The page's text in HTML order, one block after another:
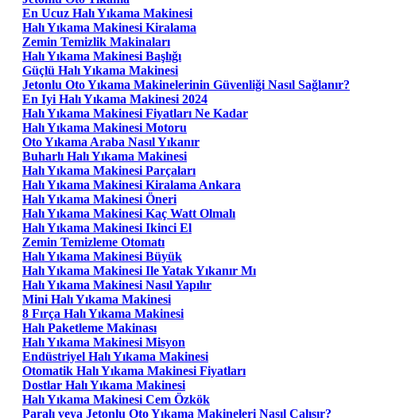
En Ucuz Halı Yıkama Makinesi
Halı Yıkama Makinesi Kiralama
Zemin Temizlik Makinaları
Halı Yıkama Makinesi Başlığı
Güçlü Halı Yıkama Makinesi
Jetonlu Oto Yıkama Makinelerinin Güvenliği Nasıl Sağlanır?
En Iyi Halı Yıkama Makinesi 2024
Halı Yıkama Makinesi Fiyatları Ne Kadar
Halı Yıkama Makinesi Motoru
Oto Yıkama Araba Nasıl Yıkanır
Buharlı Halı Yıkama Makinesi
Halı Yıkama Makinesi Parçaları
Halı Yıkama Makinesi Kiralama Ankara
Halı Yıkama Makinesi Öneri
Halı Yıkama Makinesi Kaç Watt Olmalı
Halı Yıkama Makinesi Ikinci El
Zemin Temizleme Otomatı
Halı Yıkama Makinesi Büyük
Halı Yıkama Makinesi Ile Yatak Yıkanır Mı
Halı Yıkama Makinesi Nasıl Yapılır
Mini Halı Yıkama Makinesi
8 Fırça Halı Yıkama Makinesi
Halı Paketleme Makinası
Halı Yıkama Makinesi Misyon
Endüstriyel Halı Yıkama Makinesi
Otomatik Halı Yıkama Makinesi Fiyatları
Dostlar Halı Yıkama Makinesi
Halı Yıkama Makinesi Cem Özkök
Paralı veya Jetonlu Oto Yıkama Makineleri Nasıl Çalışır?